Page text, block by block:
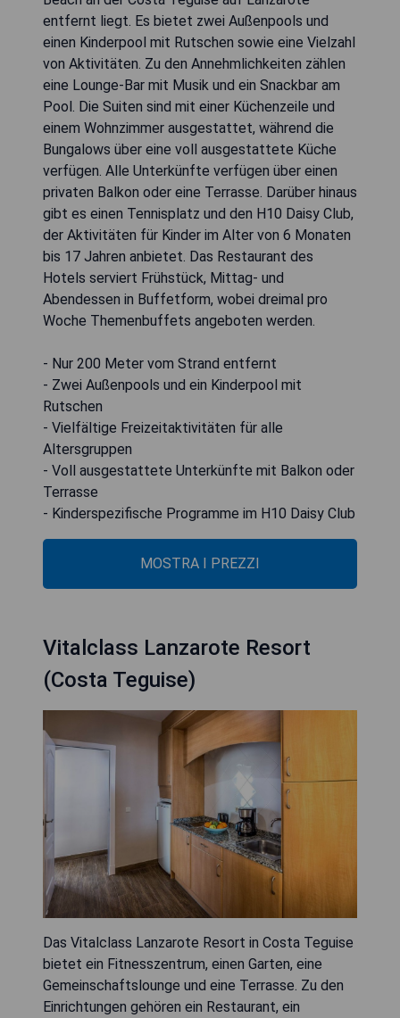
entfernt liegt. Es bietet zwei Außenpools und
einen Kinderpool mit Rutschen sowie eine Vielzahl
von Aktivitäten. Zu den Annehmlichkeiten zählen
eine Lounge-Bar mit Musik und ein Snackbar am
Pool. Die Suiten sind mit einer Küchenzeile und
einem Wohnzimmer ausgestattet, während die
Bungalows über eine voll ausgestattete Küche
verfügen. Alle Unterkünfte verfügen über einen
privaten Balkon oder eine Terrasse. Darüber hinaus
gibt es einen Tennisplatz und den H10 Daisy Club,
der Aktivitäten für Kinder im Alter von 6 Monaten
bis 17 Jahren anbietet. Das Restaurant des
Hotels serviert Frühstück, Mittag- und
Abendessen in Buffetform, wobei dreimal pro
Woche Themenbuffets angeboten werden.
- Nur 200 Meter vom Strand entfernt
- Zwei Außenpools und ein Kinderpool mit
Rutschen
- Vielfältige Freizeitaktivitäten für alle
Altersgruppen
- Voll ausgestattete Unterkünfte mit Balkon oder
Terrasse
- Kinderspezifische Programme im H10 Daisy Club
MOSTRA I PREZZI
Vitalclass Lanzarote Resort
(Costa Teguise)
Das Vitalclass Lanzarote Resort in Costa Teguise
bietet ein Fitnesszentrum, einen Garten, eine
Gemeinschaftslounge und eine Terrasse. Zu den
Einrichtungen gehören ein Restaurant, ein